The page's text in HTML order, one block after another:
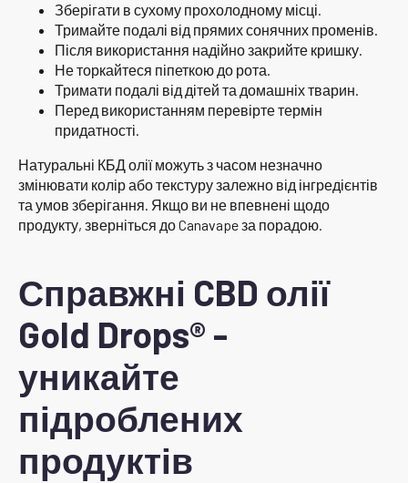
Зберігати в сухому прохолодному місці.
Тримайте подалі від прямих сонячних променів.
Після використання надійно закрийте кришку.
Не торкайтеся піпеткою до рота.
Тримати подалі від дітей та домашніх тварин.
Перед використанням перевірте термін
придатності.
Натуральні КБД олії можуть з часом незначно
змінювати колір або текстуру залежно від інгредієнтів
та умов зберігання. Якщо ви не впевнені щодо
продукту, зверніться до Canavape за порадою.
Справжні CBD олії
Gold Drops® -
уникайте
підроблених
продуктів